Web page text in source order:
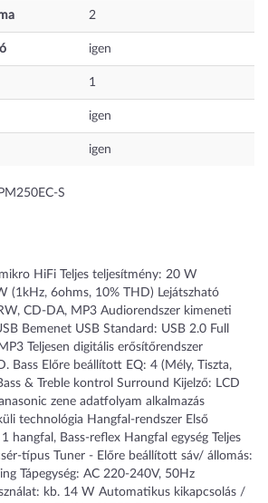
2
igen
1
igen
igen
S
HiFi Teljes teljesítmény: 20 W
(1kHz, 6ohms, 10% THD) Lejátszható
CD-DA, MP3 Audiorendszer kimeneti
Bemenet USB Standard: USB 2.0 Full
Teljesen digitális erősítőrendszer
Bass Előre beállított EQ: 4 (Mély, Tiszta,
& Treble kontrol Surround Kijelző: LCD
zene adatfolyam alkalmazás
technológia Hangfal-rendszer Első
hangfal, Bass-reflex Hangfal egység Teljes
típus Tuner - Előre beállított sáv/ állomás:
Tápegység: AC 220-240V, 50Hz
kb. 14 W Automatikus kikapcsolás /